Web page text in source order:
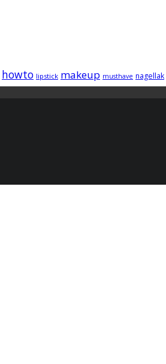
howto lipstick makeup musthave nagellak